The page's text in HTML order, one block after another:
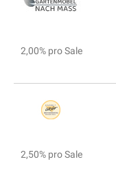
2,00% pro Sale
2,50% pro Sale